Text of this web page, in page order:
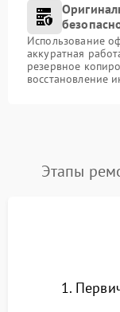
Использование
аккуратная
резервное
восстановление
Этапы
1.